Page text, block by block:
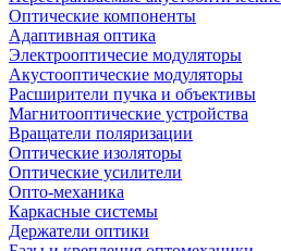
Оптические компоненты
Адаптивная оптика
Электрооптичесие модуляторы
Акустооптические модуляторы
Расширители пучка и объективы
Магнитооптические устройства
Вращатели поляризации
Оптические изоляторы
Оптические усилители
Опто-механика
Каркасные системы
Держатели оптики